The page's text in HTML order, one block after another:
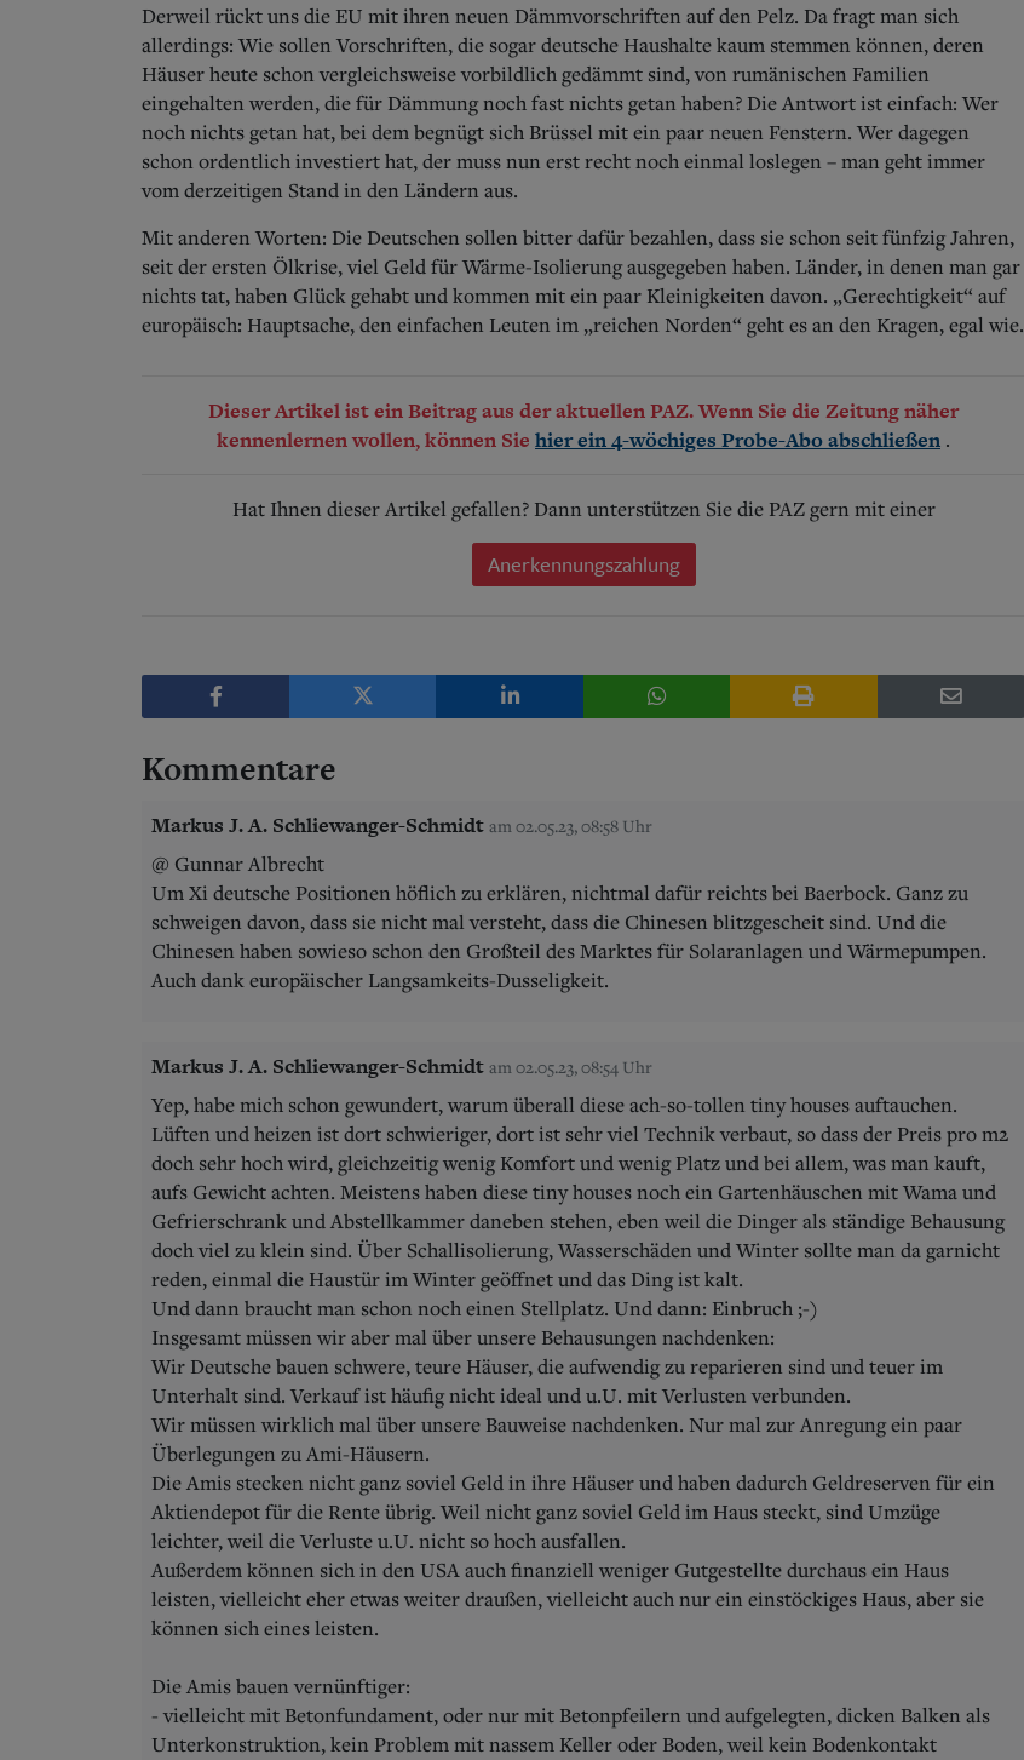
Derweil rückt uns die EU mit ihren neuen Dämmvorschriften auf den Pelz. Da fragt man sich
allerdings: Wie sollen Vorschriften, die sogar deutsche Haushalte kaum stemmen können, deren
Häuser heute schon vergleichsweise vorbildlich gedämmt sind, von rumänischen Familien
eingehalten werden, die für Dämmung noch fast nichts getan haben? Die Antwort ist einfach: Wer
noch nichts getan hat, bei dem begnügt sich Brüssel mit ein paar neuen Fenstern. Wer dagegen
schon ordentlich investiert hat, der muss nun erst recht noch einmal loslegen – man geht immer
vom derzeitigen Stand in den Ländern aus.
Mit anderen Worten: Die Deutschen sollen bitter dafür bezahlen, dass sie schon seit fünfzig Jahren,
seit der ersten Ölkrise, viel Geld für Wärme-Isolierung ausgegeben haben. Länder, in denen man gar
nichts tat, haben Glück gehabt und kommen mit ein paar Kleinigkeiten davon. „Gerechtigkeit“ auf
europäisch: Hauptsache, den einfachen Leuten im „reichen Norden“ geht es an den Kragen, egal wie.
Dieser Artikel ist ein Beitrag aus der aktuellen PAZ. Wenn Sie die Zeitung näher
kennenlernen wollen, können Sie hier ein 4-wöchiges Probe-Abo abschließen .
Hat Ihnen dieser Artikel gefallen? Dann unterstützen Sie die PAZ gern mit einer
Anerkennungszahlung
Kommentare
Markus J. A. Schliewanger-Schmidt am 02.05.23, 08:58 Uhr
@ Gunnar Albrecht
Um Xi deutsche Positionen höflich zu erklären, nichtmal dafür reichts bei Baerbock. Ganz zu
schweigen davon, dass sie nicht mal versteht, dass die Chinesen blitzgescheit sind. Und die
Chinesen haben sowieso schon den Großteil des Marktes für Solaranlagen und Wärmepumpen.
Auch dank europäischer Langsamkeits-Dusseligkeit.
Markus J. A. Schliewanger-Schmidt am 02.05.23, 08:54 Uhr
Yep, habe mich schon gewundert, warum überall diese ach-so-tollen tiny houses auftauchen.
Lüften und heizen ist dort schwieriger, dort ist sehr viel Technik verbaut, so dass der Preis pro m2
doch sehr hoch wird, gleichzeitig wenig Komfort und wenig Platz und bei allem, was man kauft,
aufs Gewicht achten. Meistens haben diese tiny houses noch ein Gartenhäuschen mit Wama und
Gefrierschrank und Abstellkammer daneben stehen, eben weil die Dinger als ständige Behausung
doch viel zu klein sind. Über Schallisolierung, Wasserschäden und Winter sollte man da garnicht
reden, einmal die Haustür im Winter geöffnet und das Ding ist kalt.
Und dann braucht man schon noch einen Stellplatz. Und dann: Einbruch ;-)
Insgesamt müssen wir aber mal über unsere Behausungen nachdenken:
Wir Deutsche bauen schwere, teure Häuser, die aufwendig zu reparieren sind und teuer im
Unterhalt sind. Verkauf ist häufig nicht ideal und u.U. mit Verlusten verbunden.
Wir müssen wirklich mal über unsere Bauweise nachdenken. Nur mal zur Anregung ein paar
Überlegungen zu Ami-Häusern.
Die Amis stecken nicht ganz soviel Geld in ihre Häuser und haben dadurch Geldreserven für ein
Aktiendepot für die Rente übrig. Weil nicht ganz soviel Geld im Haus steckt, sind Umzüge
leichter, weil die Verluste u.U. nicht so hoch ausfallen.
Außerdem können sich in den USA auch finanziell weniger Gutgestellte durchaus ein Haus
leisten, vielleicht eher etwas weiter draußen, vielleicht auch nur ein einstöckiges Haus, aber sie
können sich eines leisten.
Die Amis bauen vernünftiger:
- vielleicht mit Betonfundament, oder nur mit Betonpfeilern und aufgelegten, dicken Balken als
Unterkonstruktion, kein Problem mit nassem Keller oder Boden, weil kein Bodenkontakt